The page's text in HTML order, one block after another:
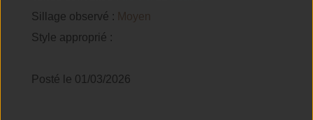
Sillage observé : Moyen
Style approprié :
Posté le 01/03/2026